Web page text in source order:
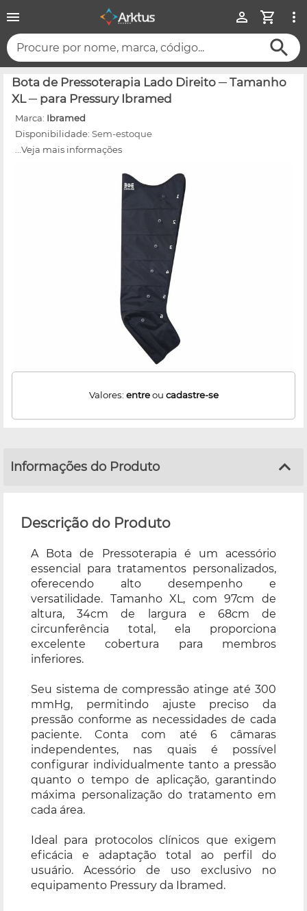
Procure por nome, marca, código...
Bota de Pressoterapia Lado Direito ─ Tamanho
XL ─ para Pressury Ibramed
Marca: Ibramed
Disponibilidade: Sem-estoque
...Veja mais informações
Valores: entreou cadastre-se
Informações do Produto
Descrição do Produto
A Bota de Pressoterapia é um acessório
essencial para tratamentos personalizados,
oferecendo alto desempenho e
versatilidade. Tamanho XL, com 97cm de
altura, 34cm de largura e 68cm de
circunferência total, ela proporciona
excelente cobertura para membros
inferiores.
Seu sistema de compressão atinge até 300
mmHg, permitindo ajuste preciso da
pressão conforme as necessidades de cada
paciente. Conta com até 6 câmaras
independentes, nas quais é possível
configurar individualmente tanto a pressão
quanto o tempo de aplicação, garantindo
máxima personalização do tratamento em
cada área.
Ideal para protocolos clínicos que exigem
eficácia e adaptação total ao perfil do
usuário. Acessório de uso exclusivo no
equipamento Pressury da Ibramed.